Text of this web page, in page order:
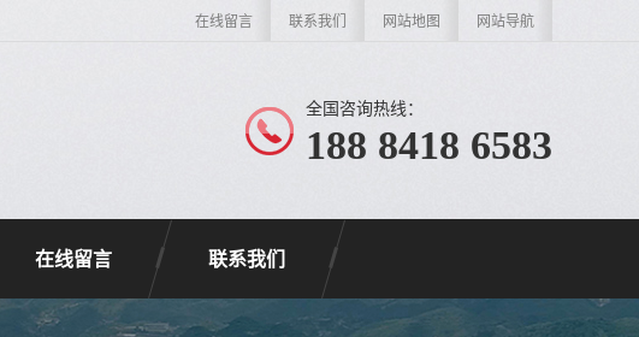
在线留言 联系我们 网站地图 网站导航
全国咨询热线：
188 8418 6583
在线留言 联系我们